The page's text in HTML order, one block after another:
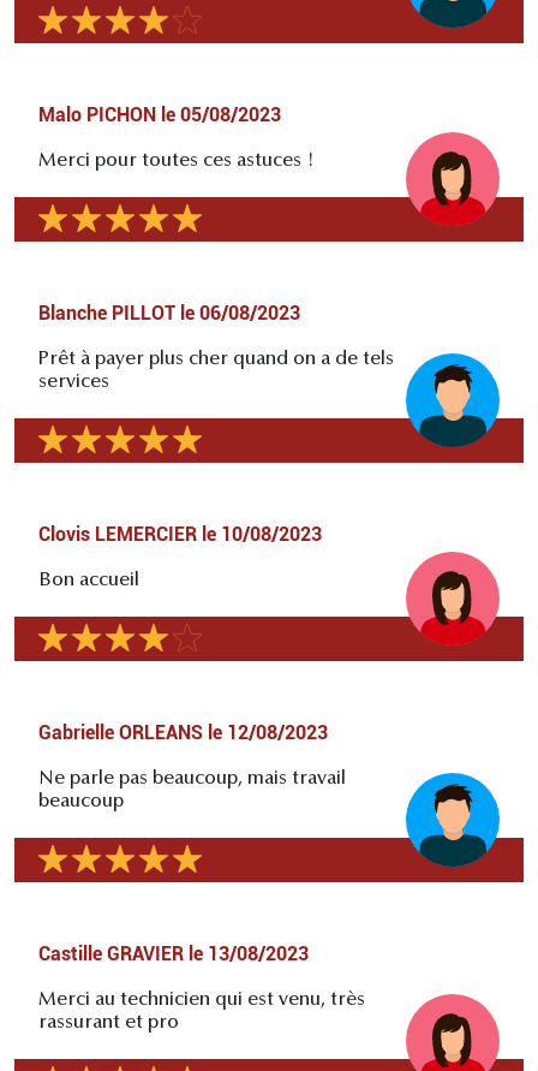
Malo PICHON le 05/08/2023
Merci pour toutes ces astuces !
Blanche PILLOT le 06/08/2023
Prêt à payer plus cher quand on a de tels
services
Clovis LEMERCIER le 10/08/2023
Bon accueil
Gabrielle ORLEANS le 12/08/2023
Ne parle pas beaucoup, mais travail
beaucoup
Castille GRAVIER le 13/08/2023
Merci au technicien qui est venu, très
rassurant et pro